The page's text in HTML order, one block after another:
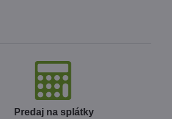
Predaj na splátky